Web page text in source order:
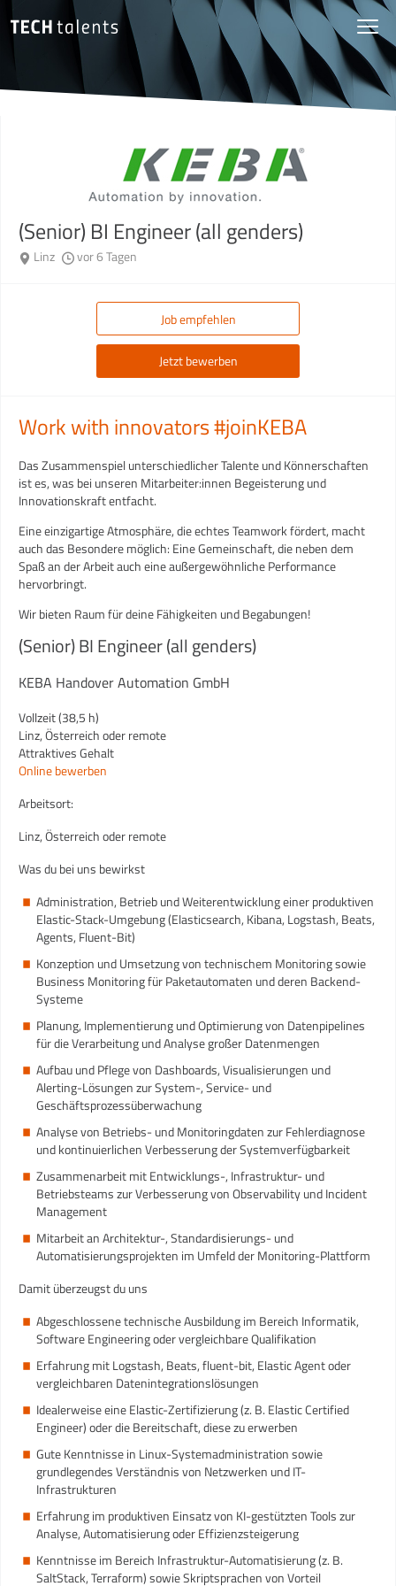
(Senior) BI Engineer (all genders)
Linz vor 6 Tagen
Job empfehlen
Jetzt bewerben
Work with innovators #joinKEBA
Das Zusammenspiel unterschiedlicher Talente und Könnerschaften
ist es, was bei unseren Mitarbeiter:innen Begeisterung und
Innovationskraft entfacht.
Eine einzigartige Atmosphäre, die echtes Teamwork fördert, macht
auch das Besondere möglich: Eine Gemeinschaft, die neben dem
Spaß an der Arbeit auch eine außergewöhnliche Performance
hervorbringt.
Wir bieten Raum für deine Fähigkeiten und Begabungen!
(Senior) BI Engineer (all genders)
KEBA Handover Automation GmbH
Vollzeit (38,5 h)
Linz, Österreich oder remote
Attraktives Gehalt
Online bewerben
Arbeitsort:
Linz, Österreich oder remote
Was du bei uns bewirkst
Administration, Betrieb und Weiterentwicklung einer produktiven
Elastic-Stack-Umgebung (Elasticsearch, Kibana, Logstash, Beats,
Agents, Fluent-Bit)
Konzeption und Umsetzung von technischem Monitoring sowie
Business Monitoring für Paketautomaten und deren Backend-
Systeme
Planung, Implementierung und Optimierung von Datenpipelines
für die Verarbeitung und Analyse großer Datenmengen
Aufbau und Pflege von Dashboards, Visualisierungen und
Alerting-Lösungen zur System-, Service- und
Geschäftsprozessüberwachung
Analyse von Betriebs- und Monitoringdaten zur Fehlerdiagnose
und kontinuierlichen Verbesserung der Systemverfügbarkeit
Zusammenarbeit mit Entwicklungs-, Infrastruktur- und
Betriebsteams zur Verbesserung von Observability und Incident
Management
Mitarbeit an Architektur-, Standardisierungs- und
Automatisierungsprojekten im Umfeld der Monitoring-Plattform
Damit überzeugst du uns
Abgeschlossene technische Ausbildung im Bereich Informatik,
Software Engineering oder vergleichbare Qualifikation
Erfahrung mit Logstash, Beats, fluent-bit, Elastic Agent oder
vergleichbaren Datenintegrationslösungen
Idealerweise eine Elastic-Zertifizierung (z. B. Elastic Certified
Engineer) oder die Bereitschaft, diese zu erwerben
Gute Kenntnisse in Linux-Systemadministration sowie
grundlegendes Verständnis von Netzwerken und IT-
Infrastrukturen
Erfahrung im produktiven Einsatz von KI-gestützten Tools zur
Analyse, Automatisierung oder Effizienzsteigerung
Kenntnisse im Bereich Infrastruktur-Automatisierung (z. B.
SaltStack, Terraform) sowie Skriptsprachen von Vorteil